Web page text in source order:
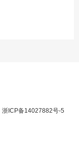
浙ICP备14027882号-5